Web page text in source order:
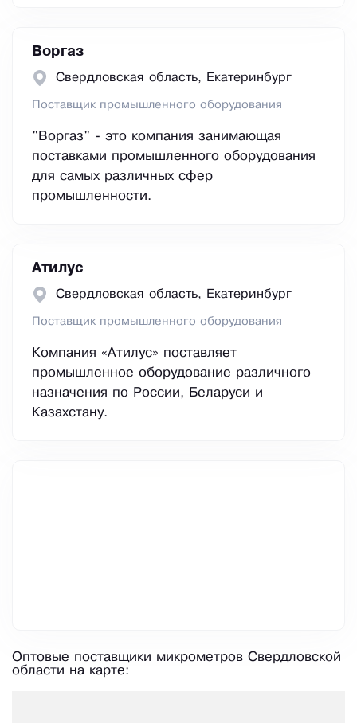
Воргаз
Свердловская область, Екатеринбург
Поставщик промышленного оборудования
"Воргаз" - это компания занимающая
поставками промышленного оборудования
для самых различных сфер
промышленности.
Атилус
Свердловская область, Екатеринбург
Поставщик промышленного оборудования
Компания «Атилус» поставляет
промышленное оборудование различного
назначения по России, Беларуси и
Казахстану.
Оптовые поставщики микрометров Свердловской
области на карте: